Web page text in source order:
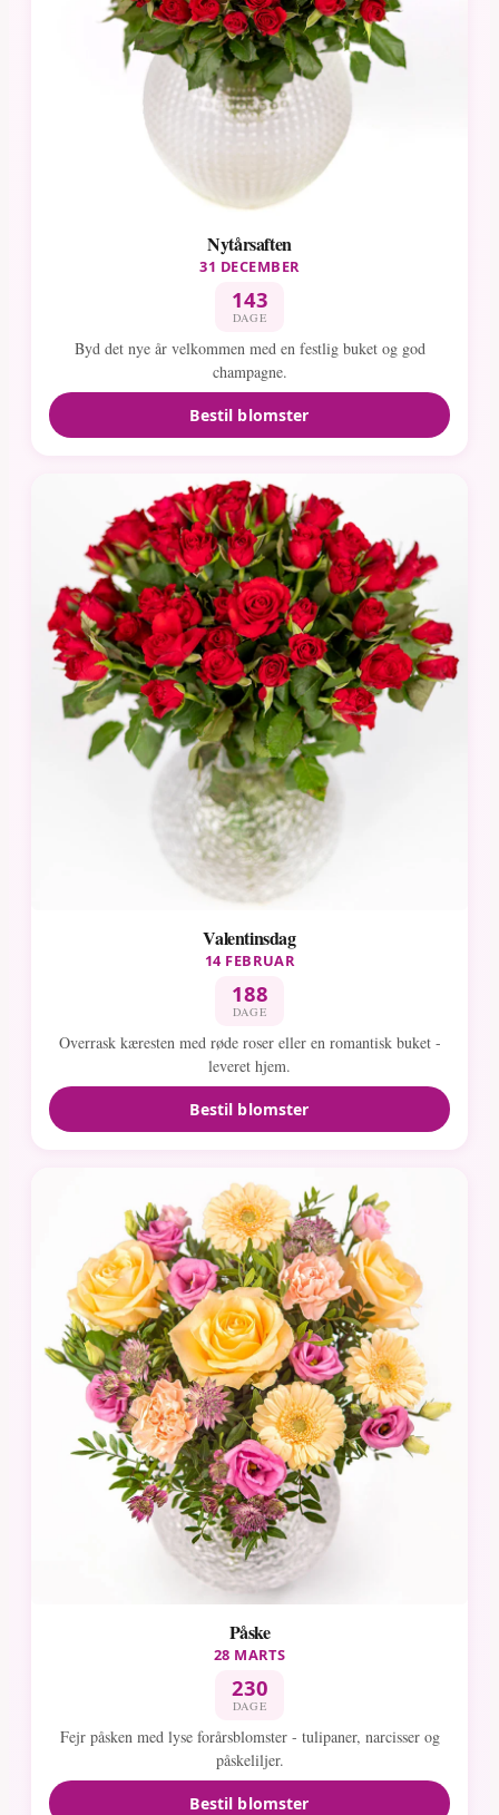
Nytårsaften
31 DECEMBER
143
DAGE
Byd det nye år velkommen med en festlig buket og god
champagne.
Bestil blomster
Valentinsdag
14 FEBRUAR
188
DAGE
Overrask kæresten med røde roser eller en romantisk buket -
leveret hjem.
Bestil blomster
Påske
28 MARTS
230
DAGE
Fejr påsken med lyse forårsblomster - tulipaner, narcisser og
påskeliljer.
Bestil blomster